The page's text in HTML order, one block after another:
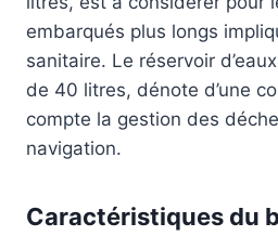
embarqués plus longs
sanitaire. Le réservoir
de 40 litres, dénote d’une
compte la gestion des
navigation.
Caractéristiques du